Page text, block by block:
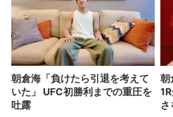
朝倉海「負けたら引退を考えて
いた」 UFC初勝利までの重圧を
吐露
朝
さ